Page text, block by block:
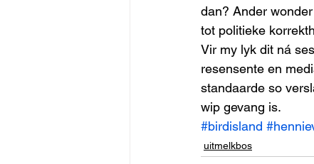
dan? Ander
tot politieke
Vir my lyk dit ná
resensente en
standaarde so
wip gevang is.
#birdisland
uitmelkbos